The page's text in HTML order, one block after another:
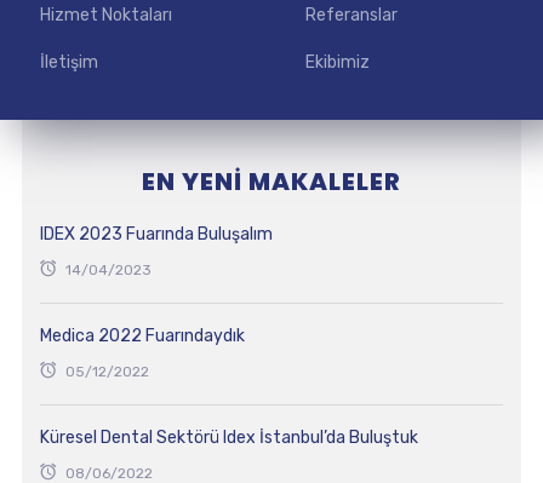
Hizmet Noktaları Referanslar
İletişim Ekibimiz
EN YENI MAKALELER
IDEX 2023 Fuarında Buluşalım
14/04/2023
Medica 2022 Fuarındaydık
05/12/2022
Küresel Dental Sektörü Idex İstanbul’da Buluştuk
08/06/2022